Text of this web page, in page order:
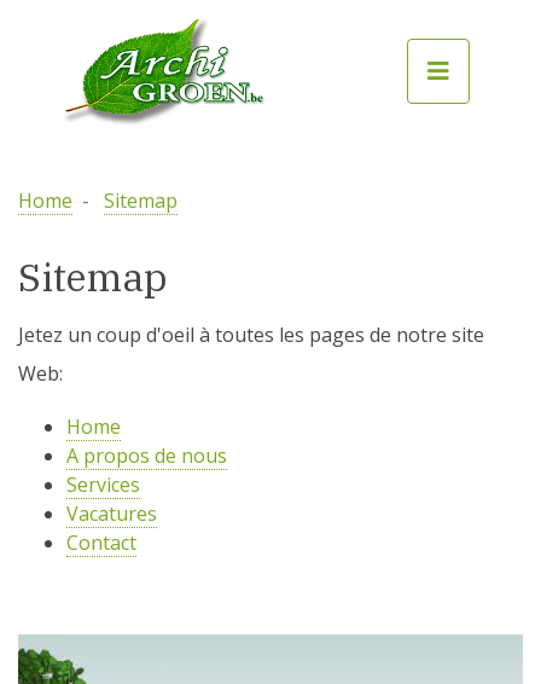
Home Sitemap
Sitemap
Jetez un coup d'oeil à toutes les pages de notre site
Web:
Home
A propos de nous
Services
Vacatures
Contact